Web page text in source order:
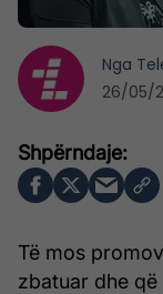
Të mos
zbatuar dhe
Nga
26/05/